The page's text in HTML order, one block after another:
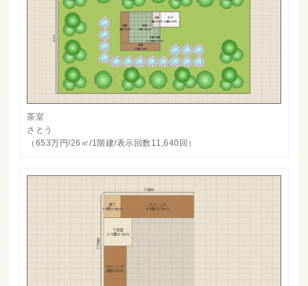
茶室
さとう
（653万円/26㎡/1階建/表示回数11,640回）